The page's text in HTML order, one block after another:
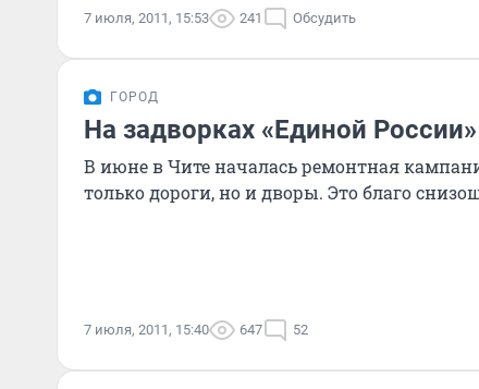
7 июля, 2011, 15:53 241 Обсудить
ГОРОД
На задворках «Единой России»
В июне в Чите началась ремонтная
только дороги, но и дворы. Это благо
7 июля, 2011, 15:40 647 52